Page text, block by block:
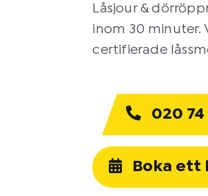
Låsjour &
inom 30 minuter.
certifierade
020 74
Boka ett